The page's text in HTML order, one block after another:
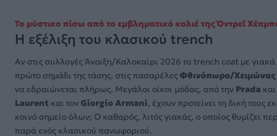
Το μύστικο πίσω από το εμβληματικό κολιέ της Όντρεϊ
Η εξέλιξη του κλασικού trench
Αν στις συλλογές Άνοιξη/Καλοκαίρι 2026 το trench coat με
πρώτο σημάδι της τάσης, στις πασαρέλες Φθινόπωρο/
να εδραιώνεται πλήρως. Μεγάλοι οίκοι μόδας, από την Prada
Laurent και τον Giorgio Armani, έχουν προτείνει τη δική τους
κοινό σημείο όλων; Ο καθαρός, λιτός γιακάς, ο οποίος θυμίζει
παρά ενός κλασικού πανωφοριού.